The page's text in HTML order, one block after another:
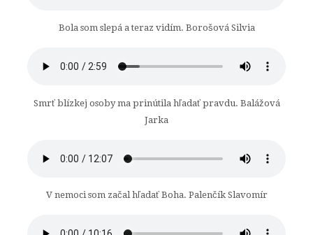
Bola som slepá a teraz vidím. Borošová Silvia
Smrť blízkej osoby ma prinútila hľadať pravdu. Balážová
Jarka
V nemoci som začal hľadať Boha. Palenčík Slavomír